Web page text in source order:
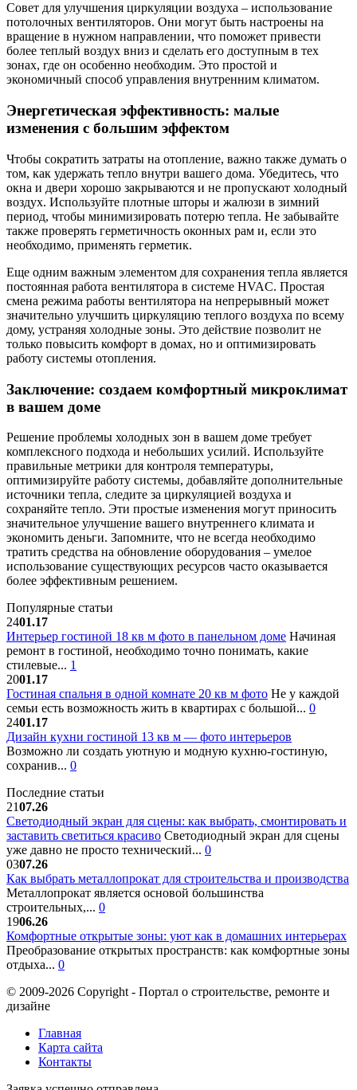
Совет для улучшения циркуляции воздуха – использование
потолочных вентиляторов. Они могут быть настроены на
вращение в нужном направлении, что поможет привести
более теплый воздух вниз и сделать его доступным в тех
зонах, где он особенно необходим. Это простой и
экономичный способ управления внутренним климатом.
Энергетическая эффективность: малые
изменения с большим эффектом
Чтобы сократить затраты на отопление, важно также думать о
том, как удержать тепло внутри вашего дома. Убедитесь, что
окна и двери хорошо закрываются и не пропускают холодный
воздух. Используйте плотные шторы и жалюзи в зимний
период, чтобы минимизировать потерю тепла. Не забывайте
также проверять герметичность оконных рам и, если это
необходимо, применять герметик.
Еще одним важным элементом для сохранения тепла является
постоянная работа вентилятора в системе HVAC. Простая
смена режима работы вентилятора на непрерывный может
значительно улучшить циркуляцию теплого воздуха по всему
дому, устраняя холодные зоны. Это действие позволит не
только повысить комфорт в домах, но и оптимизировать
работу системы отопления.
Заключение: создаем комфортный микроклимат
в вашем доме
Решение проблемы холодных зон в вашем доме требует
комплексного подхода и небольших усилий. Используйте
правильные метрики для контроля температуры,
оптимизируйте работу системы, добавляйте дополнительные
источники тепла, следите за циркуляцией воздуха и
сохраняйте тепло. Эти простые изменения могут приносить
значительное улучшение вашего внутреннего климата и
экономить деньги. Запомните, что не всегда необходимо
тратить средства на обновление оборудования – умелое
использование существующих ресурсов часто оказывается
более эффективным решением.
Популярные статьи
2401.17
Интерьер гостиной 18 кв м фото в панельном доме Начиная
ремонт в гостиной, необходимо точно понимать, какие
стилевые... 1
2001.17
Гостиная спальня в одной комнате 20 кв м фото Не у каждой
семьи есть возможность жить в квартирах с большой... 0
2401.17
Дизайн кухни гостиной 13 кв м — фото интерьеров
Возможно ли создать уютную и модную кухню-гостиную,
сохранив... 0
Последние статьи
2107.26
Светодиодный экран для сцены: как выбрать, смонтировать и
заставить светиться красиво Светодиодный экран для сцены
уже давно не просто технический... 0
0307.26
Как выбрать металлопрокат для строительства и производства
Металлопрокат является основой большинства
строительных,... 0
1906.26
Комфортные открытые зоны: уют как в домашних интерьерах
Преобразование открытых пространств: как комфортные зоны
отдыха... 0
© 2009-2026 Copyright - Портал о строительстве, ремонте и
дизайне
Главная
Карта сайта
Контакты